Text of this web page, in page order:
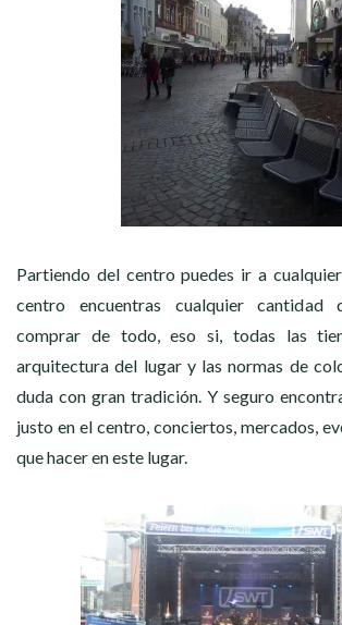
Partiendo del centro puedes ir a
centro encuentras cualquier cantidad
comprar de todo, eso si, todas las
arquitectura del lugar y las normas de
duda con gran tradición. Y seguro
justo en el centro, conciertos, mercados,
que hacer en este lugar.